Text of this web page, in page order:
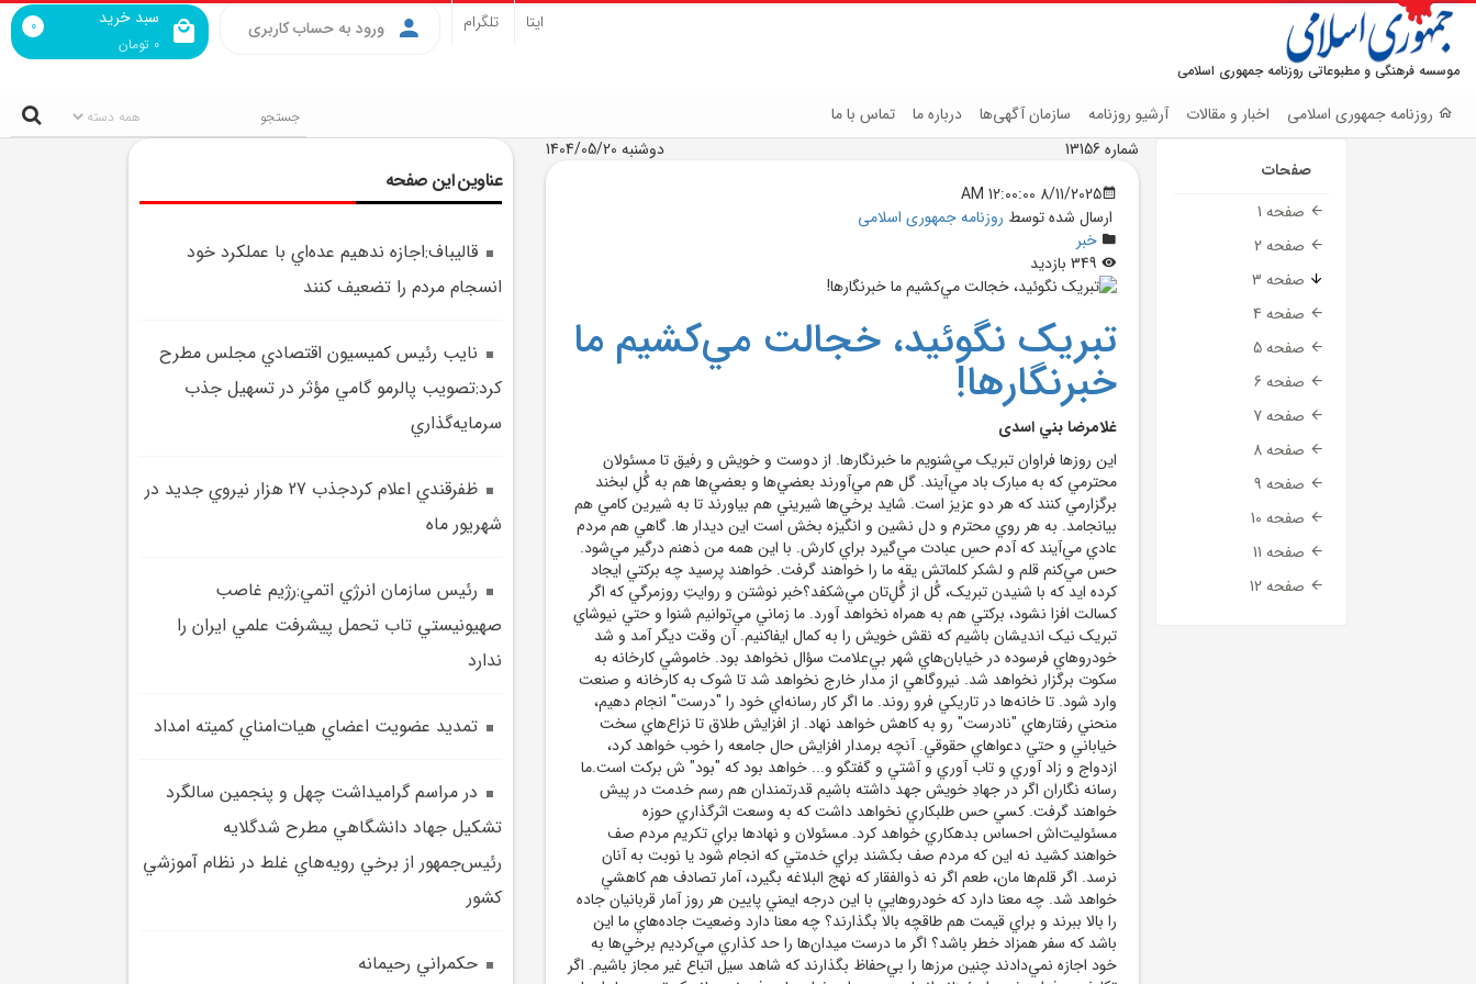
موسسه فرهنگی و مطبوعاتی روزنامه جمهوری اسلامی
سبد خرید
0 تومان
0 ورود به حساب کاربری ایتا تلگرام
روزنامه جمهوری اسلامی اخبار و مقالات آرشیو روزنامه سازمان آگهی‌ها درباره ما تماس با ما
صفحات
صفحه 1
صفحه 2
صفحه 3
صفحه 4
صفحه 5
صفحه 6
صفحه 7
صفحه 8
صفحه 9
صفحه 10
صفحه 11
صفحه 12
شماره 13156
دوشنبه 1404/05/20
8/11/2025 12:00:00 AM
ارسال شده توسط روزنامه جمهوری اسلامی
خبر
تبريک نگوئيد، خجالت مي‌کشيم ما
خبرنگارها!
غلامرضا بني اسدی
اين روز‌ها فراوان تبريک مي‌شنويم ما خبرنگارها. از دوست و خويش و رفيق تا مسئولان
محترمي که به مبارک باد مي‌آيند. گل هم مي‌آورند بعضي‌ها و بعضي‌ها هم به گُلِ لبخند
برگزارمي کنند که هر دو عزيز است. شايد برخي‌ها شيريني هم بياورند تا به شيرين کامي هم
بيانجامد. به هر روي محترم و دل نشين و انگيزه بخش است اين ديدار ها. گاهي هم مردم
عادي مي‌آيند که آدم حسِ عبادت مي‌گيرد براي کارش. با اين همه من ذهنم درگير مي‌شود.
حس مي‌کنم قلم و لشکر کلماتش يقه ما را خواهند گرفت. خواهند پرسيد چه برکتي ايجاد
کرده ايد که با شنيدن تبريک، گُل از گُلِ‌تان مي‌شکفد؟خبر نوشتن و روايتِ روزمرگي که اگر
کسالت افزا نشود، برکتي هم به همراه نخواهد آورد. ما زماني مي‌توانيم شنوا و حتي نيوشاي
تبريک نيک انديشان باشيم که نقش خويش را به کمال ايفاکنيم. آن وقت ديگر آمد و شد
خودروهاي فرسوده در خيابان‌هاي شهر بي‌علامت سؤال نخواهد بود. خاموشي کارخانه به
سکوت برگزار نخواهد شد. نيروگاهي از مدار خارج نخواهد شد تا شوک به کارخانه و صنعت
وارد شود. تا خانه‌ها در تاريکي فرو روند. ما اگر کار رسانه‌اي خود را "درست" انجام دهيم،
منحني رفتار‌هاي "نادرست" رو به کاهش خواهد نهاد. از افزايش طلاق تا نزاع‌هاي سخت
خياباني و حتي دعواهاي حقوقي. آنچه برمدار افزايش حال جامعه را خوب خواهد کرد،
ازدواج و زاد آوري و تاب آوري و آشتي و گفتگو و... خواهد بود که "بود" ش برکت است.ما
رسانه نگاران اگر در جهادِ خويش جهد داشته باشيم قدرتمندان هم رسم خدمت در پيش
خواهند گرفت. کسي حس طلبکاري نخواهد داشت که به وسعت اثرگذاري حوزه
مسئوليت‌اش احساس بدهکاري خواهد کرد. مسئولان و نهاد‌ها براي تکريم مردم صف
خواهند کشيد نه اين که مردم صف بکشند براي خدمتي که انجام شود يا نوبت به آنان
نرسد. اگر قلم‌ها مان، طعم اگر نه ذوالفقار که نهج البلاغه بگيرد، آمار تصادف هم کاهشي
خواهد شد. چه معنا دارد که خودروهايي با اين درجه ايمني پايين هر روز آمار قربانيان جاده
را بالا ببرند و براي قيمت هم طاقچه بالا بگذارند؟ چه معنا دارد وضعيت جاده‌هاي ما اين
باشد که سفر همزاد خطر باشد؟ اگر ما درست ميدان‌ها را حد کذاري مي‌کرديم برخي‌ها به
خود اجازه نمي‌دادند چنين مرز‌ها را بي‌حفاظ بگذارند که شاهد سيل اتباع غير مجاز باشيم. اگر
عناوین این صفحه
قاليباف:اجازه ندهيم عده‌اي با عملکرد خود
انسجام مردم را تضعيف کنند
نايب ‌رئيس کميسيون اقتصادي مجلس مطرح
کرد:تصويب پالرمو گامي مؤثر در تسهيل جذب
سرمايه‌گذاري
ظفرقندي اعلام کردجذب 27 هزار نيروي جديد در
شهريور ماه
رئيس سازمان انرژي اتمي:رژيم غاصب
صهيونيستي تاب تحمل پيشرفت علمي ايران را
ندارد
تمديد عضويت اعضاي هيات‌امناي کميته امداد
در مراسم گراميداشت چهل و پنجمين سالگرد
تشکيل جهاد دانشگاهي مطرح شدگلايه
رئيس‌جمهور از برخي رويه‌هاي غلط در نظام آموزشي
کشور
حکمراني رحيمانه